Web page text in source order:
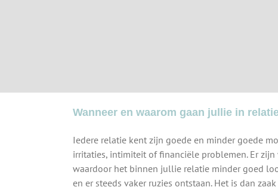
Wanneer en waarom gaan jullie in
Iedere relatie kent zijn goede en minder goede
irritaties, intimiteit of financiële problemen. Er
waardoor het binnen jullie relatie minder goed
en er steeds vaker ruzies ontstaan. Het is dan